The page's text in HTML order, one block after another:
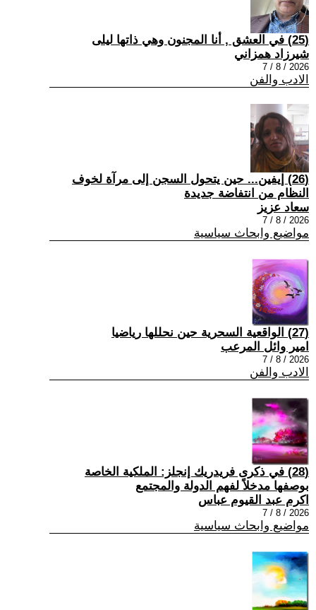
(25) في العشق , أنا المجنون وهي ذاتها ليلى
شيرزاد همزاني
2026 / 8 / 7
الادب والفن
(26) إيفين... حين يتحول السجن إلى مرآة لخوف
النظام من انتفاضة جديدة
سعاد عزيز
2026 / 8 / 7
مواضيع وابحاث سياسية
(27) الواقعية السحرية حين نحللها رياضيا
امير وائل المرعب
2026 / 8 / 7
الادب والفن
(28) في ذكرى فريدريك إنجلز: الملكية الخاصة
بوصفها مدخلاً لفهم الدولة والمجتمع
اكرم عبد القيوم عباس
2026 / 8 / 7
مواضيع وابحاث سياسية